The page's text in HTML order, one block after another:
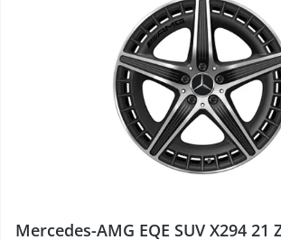
Mercedes-AMG EQE SUV X294 21